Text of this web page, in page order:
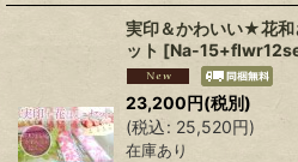
実印＆かわいい★花
ット [Na-
23,200円(税別)
(税込: 25,520円)
在庫あり